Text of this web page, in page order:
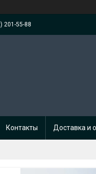
201-55-88
Контакты Доставка и